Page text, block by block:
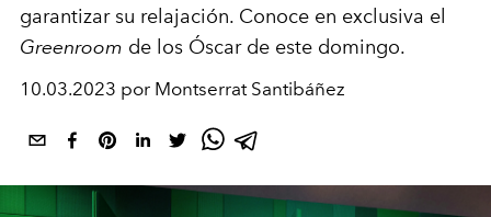
garantizar su relajación. Conoce en exclusiva el
Greenroom de los Óscar de este domingo.
10.03.2023 por Montserrat Santibáñez